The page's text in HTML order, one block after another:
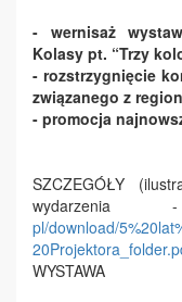
- wernisaż
Kolasy pt. “Trzy
- rozstrzygnięcie
związanego z
- promocja
SZCZEGÓŁY
pl/download/
WYSTAWA